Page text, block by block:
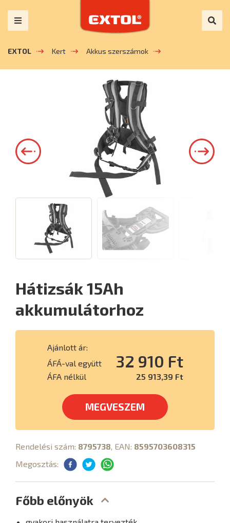
EXTOL Kert Akkus szerszámok
Hátizsák 15Ah
akkumulátorhoz
Ajánlott ár:
ÁFÁ-val együtt
32 910 Ft
ÁFA nélkül 25 913,39 Ft
MEGVESZEM
Rendelési szám: 8795738, EAN: 8595703608315
Megosztás:
Főbb előnyök